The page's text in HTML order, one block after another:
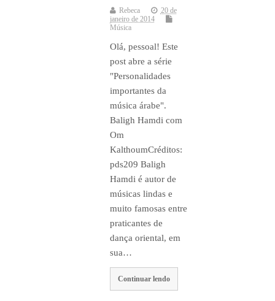
Rebeca
20 de
janeiro de 2014
Música
Olá, pessoal! Este
post abre a série
"Personalidades
importantes da
música árabe".
Baligh Hamdi com
Om
KalthoumCréditos:
pds209 Baligh
Hamdi é autor de
músicas lindas e
muito famosas entre
praticantes de
dança oriental, em
sua…
Continuar lendo